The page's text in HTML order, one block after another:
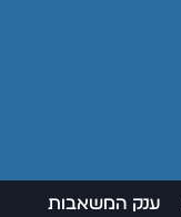
ענק המשאבות